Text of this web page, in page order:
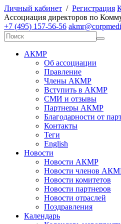
Личный кабинет / Регистрация
Ассоциация директоров по К
+7 (495) 157-56-56
АКМР
Об ассоциации
Правление
Члены АКМР
Вступить в АКМР
СМИ и отзывы
Партнеры АКМР
Благодарности от
Контакты
Теги
English
Новости
Новости АКМР
Новости членов
Новости комитетов
Новости партнеров
Новости отраслей
Поздравления
Календарь